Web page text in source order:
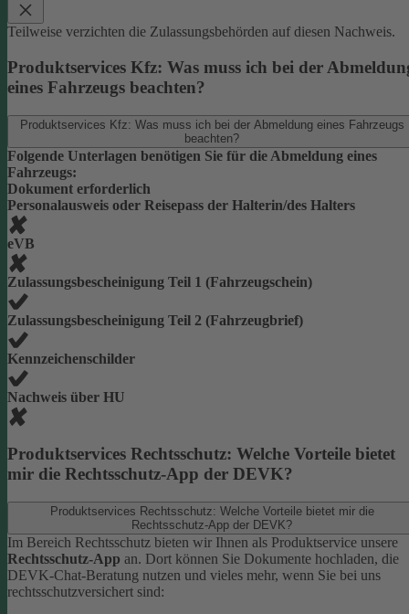
Teilweise verzichten die Zulassungsbehörden auf diesen Nachweis.
Produktservices Kfz: Was muss ich bei der
eines Fahrzeugs beachten?
Produktservices Kfz: Was muss ich bei der Abmeldung eines Fahrzeugs
beachten?
Folgende Unterlagen benötigen Sie für die Abmeldung eines
Fahrzeugs:
Dokument erforderlich
Personalausweis oder Reisepass der Halterin/des Halters
eVB
Zulassungsbescheinigung Teil 1 (Fahrzeugschein)
Zulassungsbescheinigung Teil 2 (Fahrzeugbrief)
Kennzeichenschilder
Nachweis über HU
Produktservices Rechtsschutz: Welche Vorteile bietet
mir die Rechtsschutz-App der DEVK?
Produktservices Rechtsschutz: Welche Vorteile bietet mir die
Rechtsschutz-App der DEVK?
Im Bereich Rechtsschutz bieten wir Ihnen als Produktservice unsere
Rechtsschutz-App an. Dort können Sie Dokumente hochladen, die
DEVK-Chat-Beratung nutzen und vieles mehr, wenn Sie bei uns
rechtsschutzversichert sind: